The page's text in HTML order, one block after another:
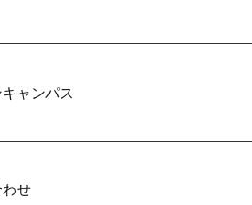
ャンパス
せ